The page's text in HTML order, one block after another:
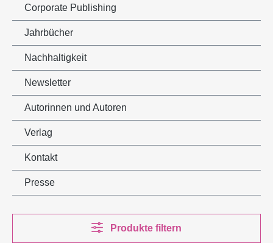
Corporate Publishing
Jahrbücher
Nachhaltigkeit
Newsletter
Autorinnen und Autoren
Verlag
Kontakt
Presse
Produkte filtern